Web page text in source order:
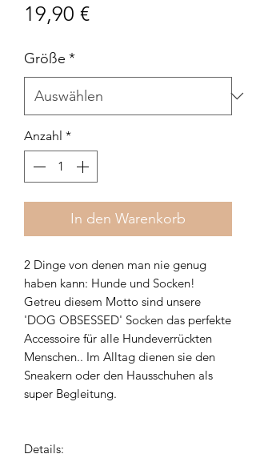
19,90 €Preis
Größe *
Anzahl *
In den Warenkorb
2 Dinge von denen man nie genug
haben kann: Hunde und Socken!
Getreu diesem Motto sind unsere
'DOG OBSESSED' Socken das perfekte
Accessoire für alle Hundeverrückten
Menschen.. Im Alltag dienen sie den
Sneakern oder den Hausschuhen als
super Begleitung.
Details: